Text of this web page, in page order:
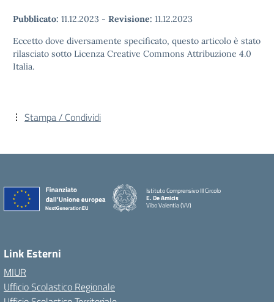
Pubblicato: 11.12.2023 - Revisione: 11.12.2023
Eccetto dove diversamente specificato, questo articolo è stato
rilasciato sotto Licenza Creative Commons Attribuzione 4.0
Italia.
Stampa / Condividi
Istituto Comprensivo III Circolo
E. De Amicis
Vibo Valentia (VV)
Link Esterni
MIUR
Ufficio Scolastico Regionale